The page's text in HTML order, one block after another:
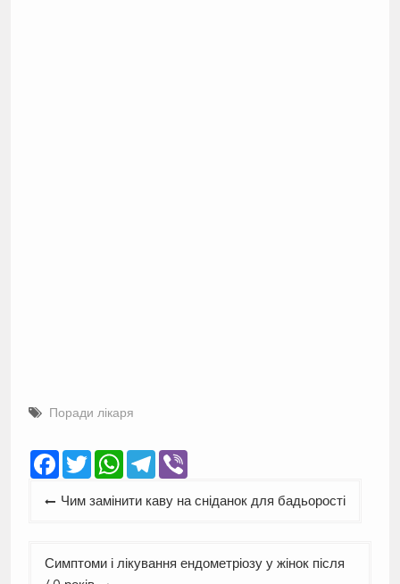
Поради лікаря
Facebook
TwitterWhatsApp
Telegram
Viber
Навігація
Чим замінити каву на сніданок для бадьорості
Симптоми і лікування ендометріозу у жінок після